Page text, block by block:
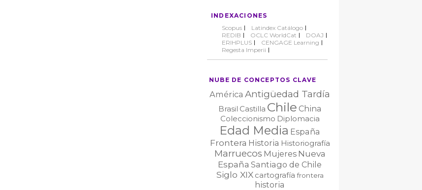
INDEXACIONES
Scopus
Latindex Catálogo
REDIB
OCLC WorldCat
DOAJ
ERIHPLUS
CENGAGE Learning
Regesta Imperii
NUBE DE CONCEPTOS CLAVE
América Antigüedad Tardía
Brasil Castilla Chile China
Coleccionismo Diplomacia
Edad Media España
Frontera Historia Historiografía
Marruecos Mujeres Nueva
España Santiago de Chile
Siglo XIX cartografía frontera
historia